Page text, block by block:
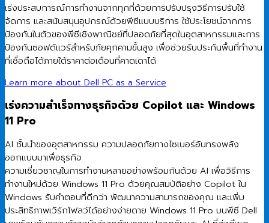
เร่งประสบการณ์การทำงานจากทุกที่ด้วยการปรับปรุงวิธีการปรับใช้
จัดการ และสนับสนุนอุปกรณ์ด้วยพีซีแบบบริการ ใช้ประโยชน์จากการ
ป้องกันในตัวของพีซีเชิงพาณิชย์ที่ปลอดภัยที่สุดในอุตสาหกรรมและการ
ป้องกันซอฟต์แวร์สำหรับภัยคุกคามขั้นสูง เพื่อช่วยรับประกันพื้นที่ทำงาน
ที่เชื่อถือได้ภายใต้ราคาต่อเดือนที่คาดเดาได้
Learn more about Dell PC as a Service
เร่งความสำเร็จทางธุรกิจด้วย Copilot และ Windows
11 Pro
AI ชั้นนำของอุตสาหกรรม ความปลอดภัยทางไซเบอร์อันทรงพลัง
ออกแบบมาเพื่อธุรกิจ
ความเชี่ยวชาญในการทำงานหลายอย่างพร้อมกันด้วย AI เพื่อวิธีการ
ทำงานใหม่ด้วย Windows 11 Pro ด้วยคุณสมบัติอย่าง Copilot ใน
Windows รับคำตอบที่ดีกว่า พัฒนาความสามารถของคุณ และเพิ่ม
ประสิทธิภาพเวิร์กโฟลว์ได้อย่างง่ายดาย Windows 11 Pro บนพีซี Dell